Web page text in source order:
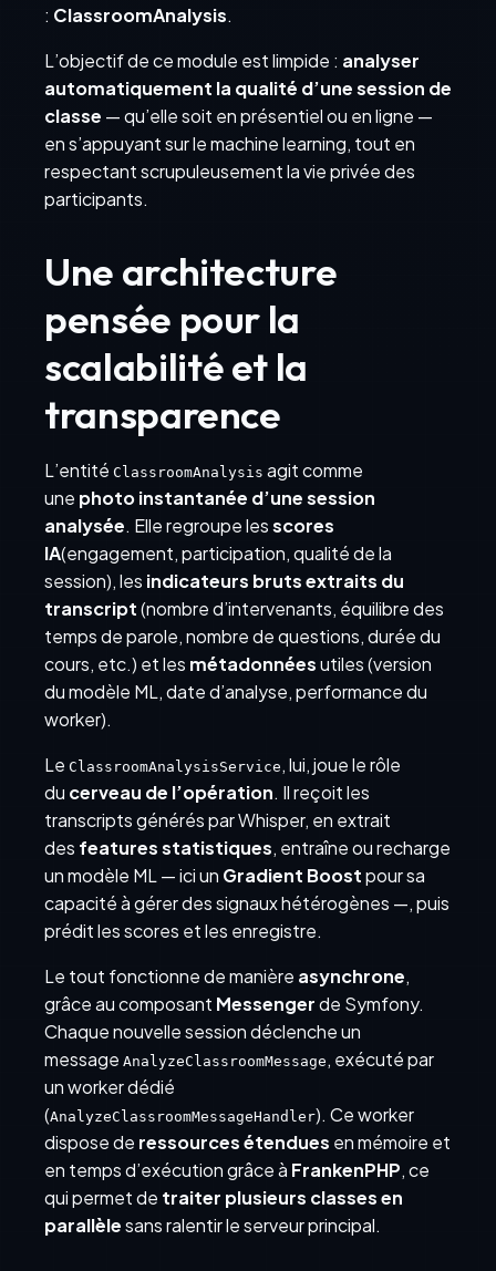
: ClassroomAnalysis.
L’objectif de ce module est limpide : analyser
automatiquement la qualité d’une session de
classe — qu’elle soit en présentiel ou en ligne —
en s’appuyant sur le machine learning, tout en
respectant scrupuleusement la vie privée des
participants.
Une architecture
pensée pour la
scalabilité et la
transparence
L’entité ClassroomAnalysis agit comme
une photo instantanée d’une session
analysée. Elle regroupe lesscores
IA(engagement, participation, qualité de la
session), les indicateurs bruts extraits du
transcript(nombre d’intervenants, équilibre des
temps de parole, nombre de questions, durée du
cours, etc.) et les métadonnéesutiles (version
du modèle ML, date d’analyse, performance du
worker).
Le ClassroomAnalysisService , lui, joue le rôle
du cerveau de l’opération. Il reçoit les
transcripts générés par Whisper, en extrait
des features statistiques, entraîne ou recharge
un modèle ML — ici un Gradient Boostpour sa
capacité à gérer des signaux hétérogènes —, puis
prédit les scores et les enregistre.
Le tout fonctionne de manière asynchrone,
grâce au composant Messengerde Symfony.
Chaque nouvelle session déclenche un
message AnalyzeClassroomMessage , exécuté par
un worker dédié
(AnalyzeClassroomMessageHandler). Ce worker
dispose de ressources étendues en mémoire et
en temps d’exécution grâce à FrankenPHP, ce
qui permet de traiter plusieurs classes en
parallèlesans ralentir le serveur principal.